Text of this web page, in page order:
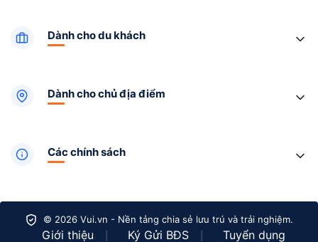
Dành cho du khách
Dành cho chủ địa điểm
Các chính sách
© 2026 Vui.vn - Nền tảng chia sẻ lưu trú và trải nghiệm.
Giới thiệu Ký Gửi BĐS Tuyển dụng